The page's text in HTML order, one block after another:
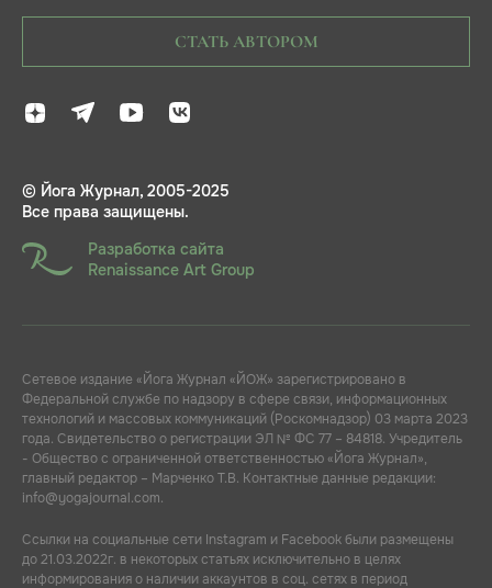
СТАТЬ АВТОРОМ
© Йога Журнал, 2005-2025
Все права защищены.
Разработка сайта
Renaissance Art Group
Сетевое издание «Йога Журнал «ЙОЖ» зарегистрировано в
Федеральной службе по надзору в сфере связи, информационных
технологий и массовых коммуникаций (Роскомнадзор) 03 марта 2023
года. Свидетельство о регистрации ЭЛ № ФС 77 – 84818. Учредитель
- Общество с ограниченной ответственностью «Йога Журнал»,
главный редактор – Марченко Т.В. Контактные данные редакции:
info@yogajournal.com.
Ссылки на социальные сети Instagram и Facebook были размещены
до 21.03.2022г. в некоторых статьях исключительно в целях
информирования о наличии аккаунтов в соц. сетях в период